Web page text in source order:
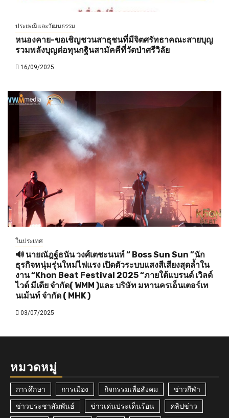
ประเพณีและวัฒนธรรม
หนองคาย-ขอเชิญชวนสาธุชนที่มีจิตศรัทธาคณะสายบุญ
รวมพลังบุญต่อทุนกฐินสามัคคีที่วัดป่าศรีวิลัย
16/09/2025
ในประเทศ
🔊 นายณัฎฐ์ธนัน วงศ์เตชะนนท์ “ Boss Sun Sun ”นัก
ธุรกิจหนุ่มรุ่นใหม่ไฟแรง เปิดตัวระบบแสงสีเสียงสุดล้ำใน
งาน “Khon Beat Festival 2025 “ภายใต้แบรนด์ เวิลด์
ไวด์ มีเดีย จำกัด( WMM )และ บริษัท มหานครเอ็นเตอร์เท
นเม้นท์ จำกัด ( MHK )
03/07/2025
หมวดหมู่
การศึกษา การเมือง กิจกรรมเพื่อสังคม ข่าวกีฬา
ข่าวประชาสัมพันธ์ ข่าวเด่นประเด็นร้อน คลิปข่าว